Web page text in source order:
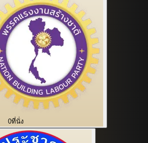
0ที่นั่ง